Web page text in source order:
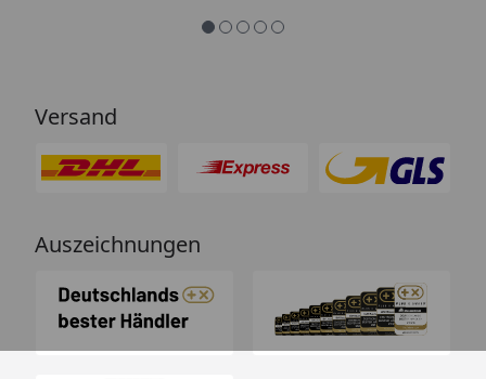
Versand
Auszeichnungen